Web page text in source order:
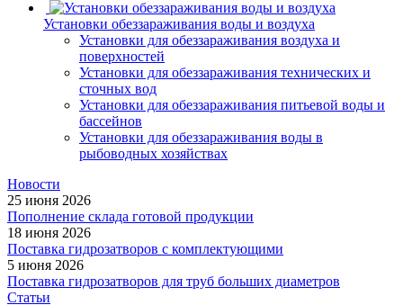
Установки обеззараживания воды и воздуха
Установки для обеззараживания воздуха и
поверхностей
Установки для обеззараживания технических и
сточных вод
Установки для обеззараживания питьевой воды и
бассейнов
Установки для обеззараживания воды в
рыбоводных хозяйствах
Новости
25 июня 2026
Пополнение склада готовой продукции
18 июня 2026
Поставка гидрозатворов с комплектующими
5 июня 2026
Поставка гидрозатворов для труб больших диаметров
Статьи